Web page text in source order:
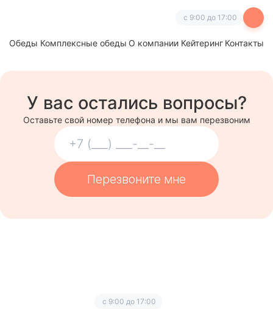
с 9:00 до 17:00
Обеды Комплексные обеды О компании Кейтеринг Контакты
У вас остались вопросы?
Оставьте свой номер телефона и мы вам перезвоним
Перезвоните мне
с 9:00 до 17:00